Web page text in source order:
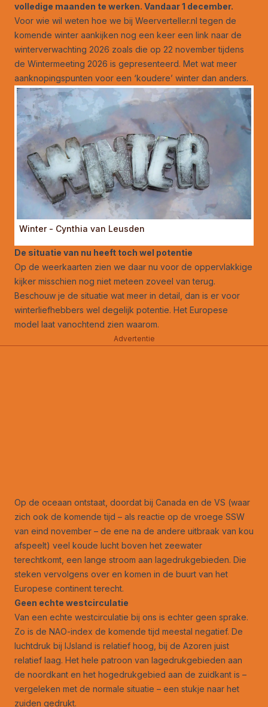
volledige maanden te werken. Vandaar 1 december.
Voor wie wil weten hoe we bij Weerverteller.nl tegen de
komende winter aankijken nog een keer een link naar de
winterverwachting 2026 zoals die op 22 november tijdens
de Wintermeeting 2026 is gepresenteerd. Met wat meer
aanknopingspunten voor een ‘koudere’ winter dan anders.
Winter - Cynthia van Leusden
De situatie van nu heeft toch wel potentie
Op de weerkaarten zien we daar nu voor de oppervlakkige
kijker misschien nog niet meteen zoveel van terug.
Beschouw je de situatie wat meer in detail, dan is er voor
winterliefhebbers wel degelijk potentie. Het Europese
model laat vanochtend zien waarom.
Advertentie
Op de oceaan ontstaat, doordat bij Canada en de VS (waar
zich ook de komende tijd – als reactie op de vroege SSW
van eind november – de ene na de andere uitbraak van kou
afspeelt) veel koude lucht boven het zeewater
terechtkomt, een lange stroom aan lagedrukgebieden. Die
steken vervolgens over en komen in de buurt van het
Europese continent terecht.
Geen echte westcirculatie
Van een echte westcirculatie bij ons is echter geen sprake.
Zo is de NAO-index de komende tijd meestal negatief. De
luchtdruk bij IJsland is relatief hoog, bij de Azoren juist
relatief laag. Het hele patroon van lagedrukgebieden aan
de noordkant en het hogedrukgebied aan de zuidkant is –
vergeleken met de normale situatie – een stukje naar het
zuiden gedrukt.